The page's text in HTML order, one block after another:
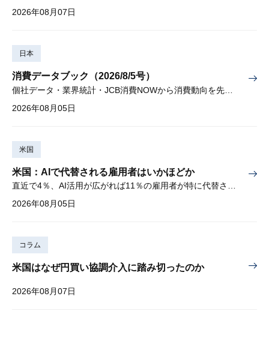
2026年08月07日
日本
消費データブック（2026/8/5号）
2026年08月05日
米国
米国：AIで代替される雇用者はいかほどか
直近で4％、AI活用が広がれば11％の雇用者が特に代替されやすい
2026年08月05日
コラム
米国はなぜ円買い協調介入に踏み切ったのか
2026年08月07日